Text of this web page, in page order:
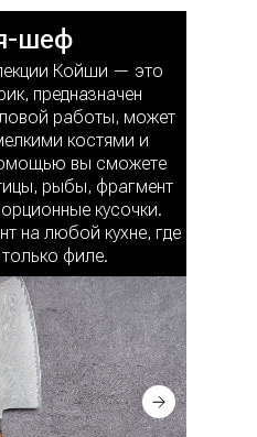
шеф
Койши — это
предназначен
работы, может
костями и
вы сможете
рыбы, фрагмент
кусочки.
на любой кухне, где
только филе.